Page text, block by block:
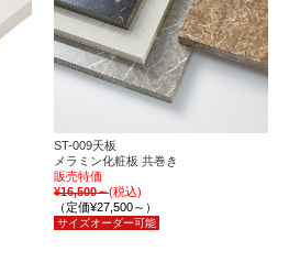
ST-009天板
メラミン化粧板 共巻き
販売特価
¥16,500～(税込)
（定価¥27,500～）
サイズオーダー可能